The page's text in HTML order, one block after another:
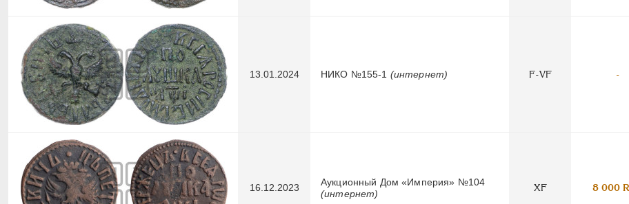
13.01.2024 НИКО №155-1 (интернет) F-VF -
16.12.2023
Аукционный Дом «Империя» №104
(интернет)
XF 8 000